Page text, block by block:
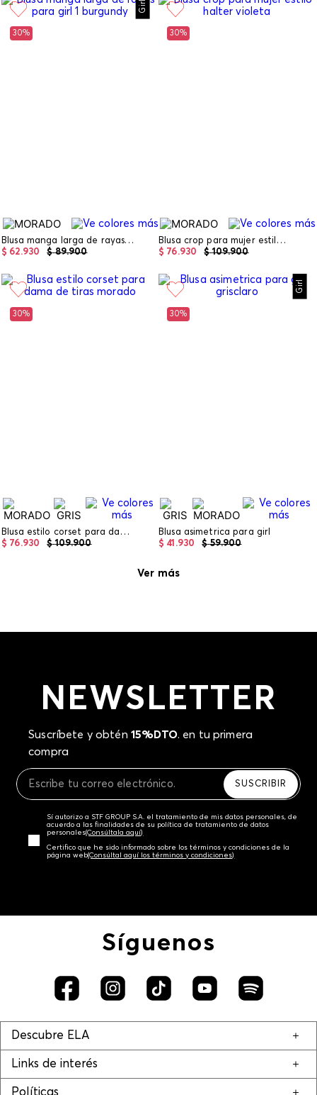
Girl
30%
Blusa manga larga de rayas para girl
$ 89.900
$ 62.930
30%
Blusa crop para mujer estilo halter
$ 109.900
$ 76.930
30%
Blusa estilo corset para dama de tiras
$ 109.900
$ 76.930
Girl
30%
Blusa asimetrica para girl
$ 59.900
$ 41 .930
Ver más
NEWSLETTER
Suscríbete y obtén 15%DTO. en tu primera
compra
SUSCRIBIR
Sí autorizo a STF GROUP S.A. el tratamiento de mis datos personales, de
acuerdo a las finalidades de su política de tratamiento de datos
personales‎(Consúltala aquí)
Certifico que he sido informado sobre los términos y condiciones de la
página web‎(Consúltal aquí los términos y condiciones)
Síguenos
Descubre ELA
Links de interés
Políticas